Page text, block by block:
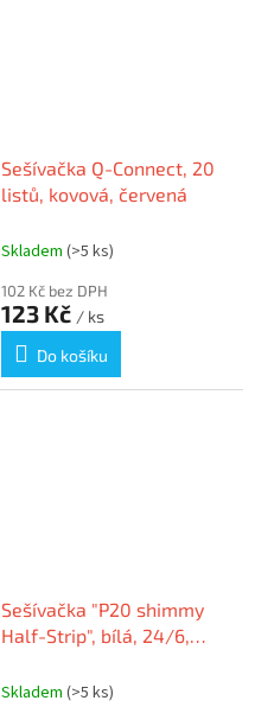
Sešívačka Q-Connect, 20
listů, kovová, červená
Skladem (>5 ks)
102 Kč bez DPH
123 Kč / ks
Do košíku
Sešívačka "P20 shimmy
Half-Strip", bílá, 24/6,
RAPESCO
Skladem (>5 ks)